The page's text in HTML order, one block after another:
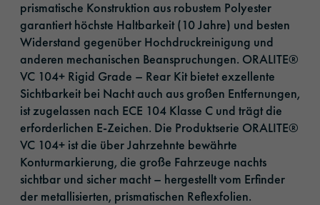
prismatische Konstruktion aus robustem Polyester
garantiert höchste Haltbarkeit (10 Jahre) und besten
Widerstand gegenüber Hochdruckreinigung und
anderen mechanischen Beanspruchungen. ORALITE®
VC 104+ Rigid Grade – Rear Kit bietet exzellente
Sichtbarkeit bei Nacht auch aus großen Entfernungen,
ist zugelassen nach ECE 104 Klasse C und trägt die
erforderlichen E-Zeichen. Die Produktserie ORALITE®
VC 104+ ist die über Jahrzehnte bewährte
Konturmarkierung, die große Fahrzeuge nachts
sichtbar und sicher macht – hergestellt vom Erfinder
der metallisierten, prismatischen Reflexfolien.